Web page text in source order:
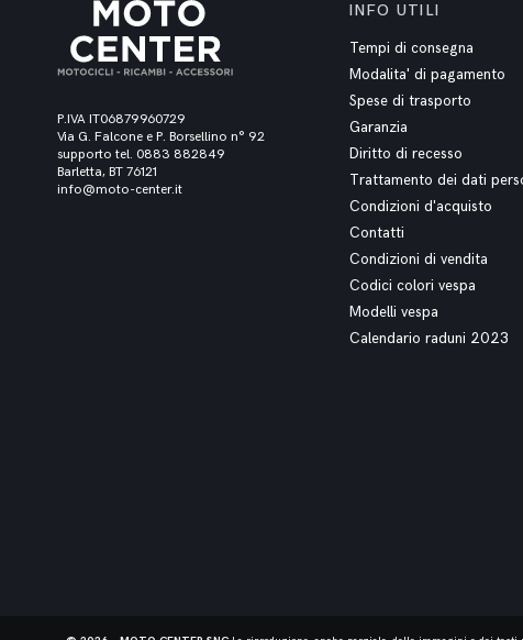
P.IVA IT06879960729
Via G. Falcone e P. Borsellino n° 92
supporto tel. 0883 882849
Barletta, BT 76121
info@moto-center.it
INFO UTILI
Tempi di consegna
Modalita' di pagamento
Spese di trasporto
Garanzia
Diritto di recesso
Trattamento dei dati
Condizioni d'acquisto
Contatti
Condizioni di vendita
Codici colori vespa
Modelli vespa
Calendario raduni 2023